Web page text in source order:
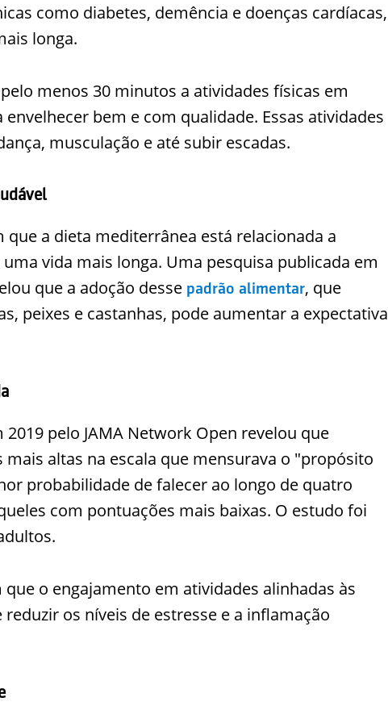
como diabetes, demência e doenças cardíacas,
longa.
menos 30 minutos a atividades físicas em
bem e com qualidade. Essas atividades
musculação e até subir escadas.
que a dieta mediterrânea está relacionada a
vida mais longa. Uma pesquisa publicada em
que a adoção desse padrão alimentar, que
peixes e castanhas, pode aumentar a expectativa
pelo JAMA Network Open revelou que
altas na escala que mensurava o "propósito
probabilidade de falecer ao longo de quatro
com pontuações mais baixas. O estudo foi
o engajamento em atividades alinhadas às
os níveis de estresse e a inflamação